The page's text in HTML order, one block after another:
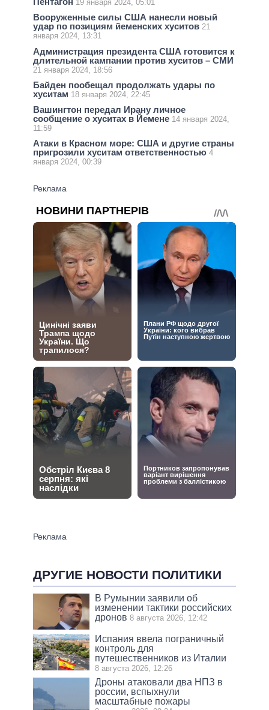
19 января 2024, 05:01
Вооруженные силы США нанесли новый
удар по позициям йеменских хуситов 21
января 2024, 13:31
Администрация президента США готовится к
длительной кампании против хуситов – СМИ
21 января 2024, 18:56
Байден пообещал продолжать удары по
хуситам 18 января 2024, 22:45
Вашингтон передал Ирану личное
сообщение о хуситах в Йемене 14 января 2024,
11:59
Атаки в Красном море: США и другие страны
пригрозили хуситам ответственностью 4
января 2024, 00:39
ДРУГИЕ НОВОСТИ ПОЛИТИКИ
В Румынии заявили об
изменении тактики российских
дронов 8 августа 2026, 12:42
Испания ввела пограничный
контроль для
путешественников из Италии
8 августа 2026, 12:26
Дроны атаковали два НПЗ в
россии, вспыхнули
масштабные пожары